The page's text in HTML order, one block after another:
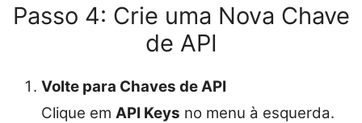
Passo 4: Crie uma Nova Chave
de API
Volte para Chaves de API
Clique em API Keys no menu à esquerda.